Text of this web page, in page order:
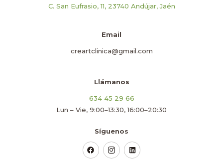
C. San Eufrasio, 11, 23740 Andújar, Jaén
Email
creartclinica@gmail.com
Llámanos
634 45 29 66
Lun – Vie, 9:00–13:30, 16:00–20:30
Síguenos